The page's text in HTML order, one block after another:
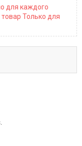
для каждого
Только для